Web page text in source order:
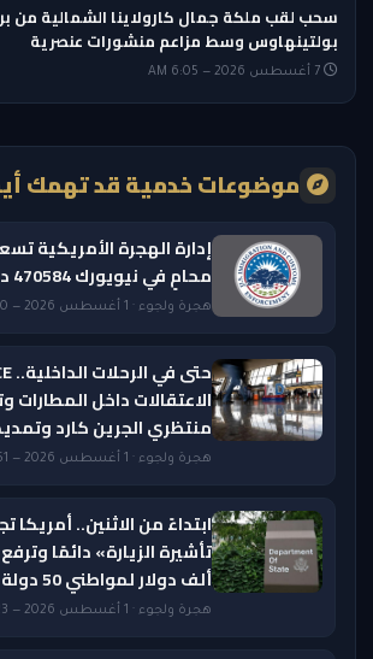
سحب لقب ملكة جمال كارولاينا الشمالية من
بولتينهاوس وسط مزاعم منشورات عنصرية
موضوعات خدمية قد تهمك
إدارة الهجرة الأمريكية
محامٍ في نيويورك 470584 دولاراً
هجرة ولجوء · 1 أغسطس 2026 — 7:10 PM
الاعتقالات داخل
منتظري الجرين كارد
هجرة ولجوء · 1 أغسطس 2026 — 12:51 PM
ابتداءً من الاثنين..
ألف دولار لمواطني 50 دولة
هجرة ولجوء · 1 أغسطس 2026 — 9:23 AM